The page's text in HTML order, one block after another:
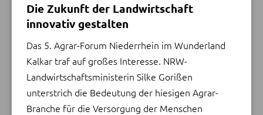
Die Zukunft der Landwirtschaft
innovativ gestalten
Das 5. Agrar-Forum Niederrhein im Wunderland
Kalkar traf auf großes Interesse. NRW-
Landwirtschaftsministerin Silke Gorißen
unterstrich die Bedeutung der hiesigen Agrar-
Branche für die Versorgung der Menschen